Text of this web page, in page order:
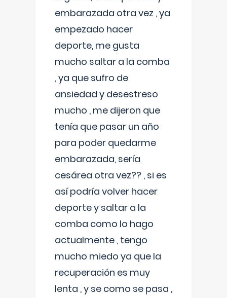
embarazada otra vez , ya
empezado hacer
deporte, me gusta
mucho saltar a la comba
, ya que sufro de
ansiedad y desestreso
mucho , me dijeron que
tenía que pasar un año
para poder quedarme
embarazada, sería
cesárea otra vez?? , si es
así podría volver hacer
deporte y saltar a la
comba como lo hago
actualmente , tengo
mucho miedo ya que la
recuperación es muy
lenta , y se como se pasa ,